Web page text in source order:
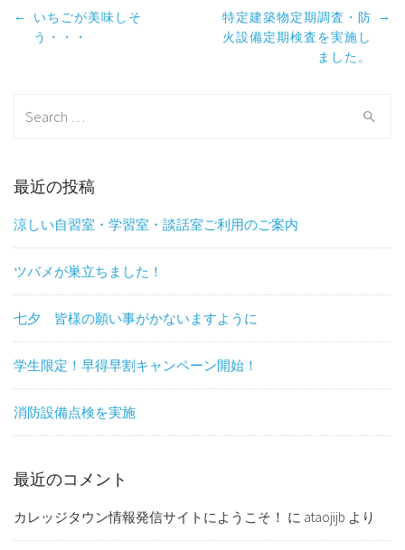
Post
navigation
←
いちごが美味しそ
う・・・
特定建築物定期調査・防
火設備定期検査を実施し
ました。
→
最近の投稿
涼しい自習室・学習室・談話室ご利用のご案内
ツバメが巣立ちました！
七夕 皆様の願い事がかないますように
学生限定！早得早割キャンペーン開始！
消防設備点検を実施
最近のコメント
カレッジタウン情報発信サイトにようこそ！ に ataojijb より